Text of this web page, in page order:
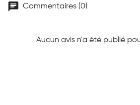
chat Commentaires (0)
Aucun avis n'a été publié